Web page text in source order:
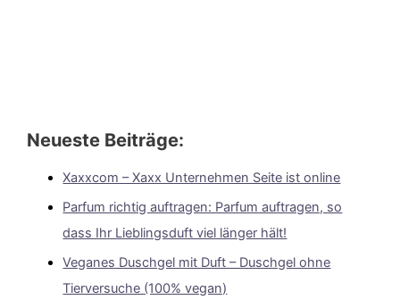
Neueste Beiträge:
Xaxxcom – Xaxx Unternehmen Seite ist online
Parfum richtig auftragen: Parfum auftragen, so
dass Ihr Lieblingsduft viel länger hält!
Veganes Duschgel mit Duft – Duschgel ohne
Tierversuche (100% vegan)